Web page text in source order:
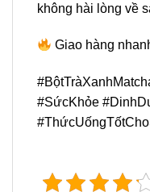
không hài lòng về
Giao hàng
#SứcKhỏe